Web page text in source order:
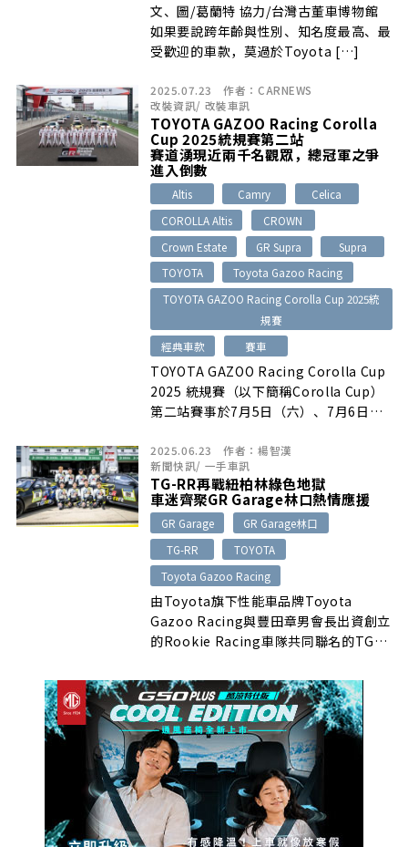
文、圖/葛蘭特 協力/台灣古董車博物館
如果要說跨年齡與性別、知名度最高、最
受歡迎的車款，莫過於Toyota […]
2025.07.23 作者： CARNEWS
改裝資訊/ 改裝車訊
TOYOTA GAZOO Racing Corolla
Cup 2025統規賽第二站
賽道湧現近兩千名觀眾，總冠軍之爭
進入倒數
Altis Camry
Celica
COROLLA Altis
CROWN
Crown Estate
GR Supra
Supra
TOYOTA
Toyota Gazoo Racing
TOYOTA GAZOO Racing Corolla Cup 2025統
規賽
經典車款
賽車
TOYOTA GAZOO Racing Corolla Cup
2025 統規賽（以下簡稱Corolla Cup）
第二站賽事於7月5日（六）、7月6日
2025.06.23 作者： 楊智漢
新聞快訊/ 一手車訊
TG-RR再戰紐柏林綠色地獄
車迷齊聚GR Garage林口熱情應援
GR Garage
GR Garage林口
TG-RR
TOYOTA
Toyota Gazoo Racing
由Toyota旗下性能車品牌Toyota
Gazoo Racing與豐田章男會長出資創立
的Rookie Racing車隊共同聯名的TG-
…